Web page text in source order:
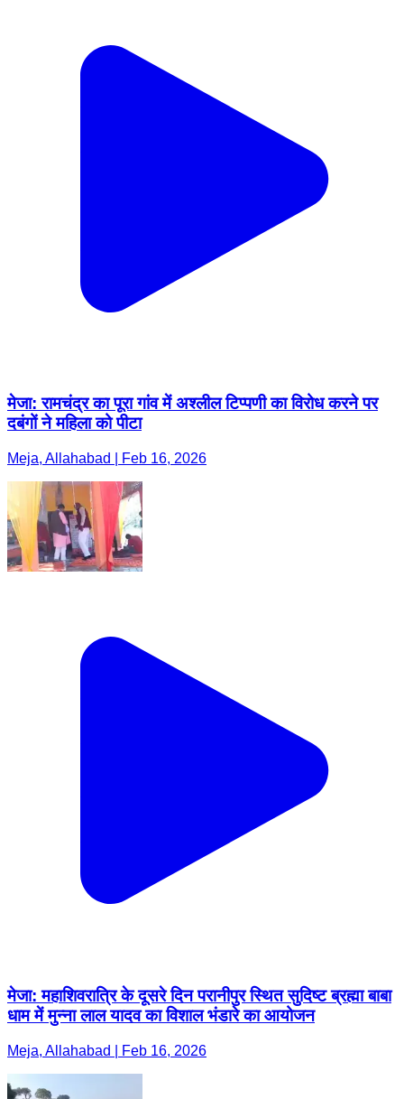
मेजा: रामचंद्र का पूरा गांव में अश्लील टिप्पणी का विरोध करने पर
दबंगों ने महिला को पीटा
Meja, Allahabad | Feb 16, 2026
मेजा: महाशिवरात्रि के दूसरे दिन परानीपुर स्थित सुदिष्ट ब्रह्मा बाबा
धाम में मुन्ना लाल यादव का विशाल भंडारे का आयोजन
Meja, Allahabad | Feb 16, 2026